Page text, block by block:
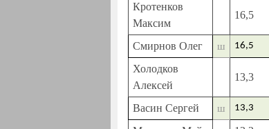
Кротенков
Максим
16,5
Смирнов Олег ш 16,5
Холодков
Алексей
13,3
Васин Сергей ш 13,3